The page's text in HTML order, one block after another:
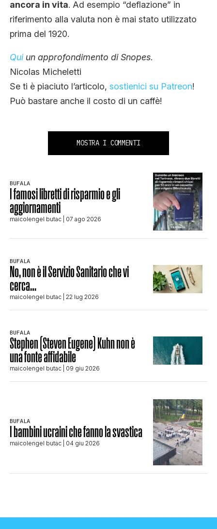
ancora in vita. Ad esempio “deflazione” in
riferimento alla valuta non è mai stato utilizzato
prima del 1920.
Quiun approfondimento di Snopes.
Nicolas Micheletti
Se ti è piaciuto l’articolo, sostienici su Patreon!
Può bastare anche il costo di un caffè!
MOSTRA I COMMENTI
BUFALA
I famosi libretti di risparmio e gli
aggiornamenti
maicolengel butac | 07 ago 2026
BUFALA
No, non è il Servizio Sanitario che vi
cerca…
maicolengel butac | 22 lug 2026
BUFALA
Stephen (Steven Eugene) Kuhn non è
una fonte affidabile
maicolengel butac | 09 giu 2026
BUFALA
I bambini ucraini che fanno la svastica
maicolengel butac | 04 giu 2026